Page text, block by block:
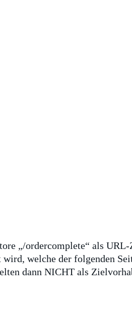
„/ordercomplete“ als
welche der folgenden
dann NICHT als